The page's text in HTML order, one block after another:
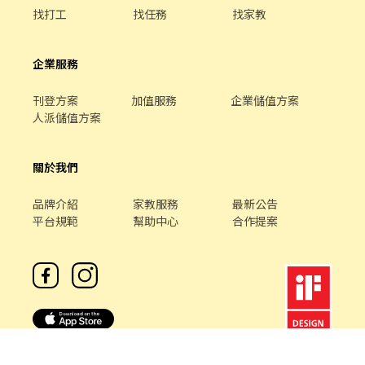
找打工 找任務 找家教
企業服務
刊登方案 加值服務
企業儲值方案
人派儲值方案
關於我們
品牌介紹 家教服務
最新公告
平台規範
幫助中心 合作提案